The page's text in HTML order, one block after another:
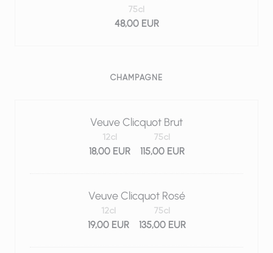
48,00 EUR
75cl
CHAMPAGNE
Veuve Clicquot Brut
18,00 EUR
12cl
115,00 EUR
75cl
Veuve Clicquot Rosé
19,00 EUR
12cl
135,00 EUR
75cl